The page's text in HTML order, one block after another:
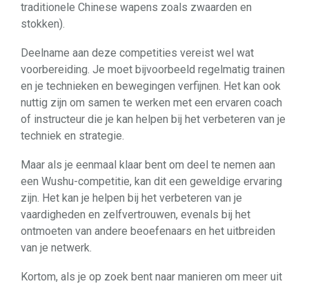
traditionele Chinese wapens zoals zwaarden en
stokken).
Deelname aan deze competities vereist wel wat
voorbereiding. Je moet bijvoorbeeld regelmatig trainen
en je technieken en bewegingen verfijnen. Het kan ook
nuttig zijn om samen te werken met een ervaren coach
of instructeur die je kan helpen bij het verbeteren van je
techniek en strategie.
Maar als je eenmaal klaar bent om deel te nemen aan
een Wushu-competitie, kan dit een geweldige ervaring
zijn. Het kan je helpen bij het verbeteren van je
vaardigheden en zelfvertrouwen, evenals bij het
ontmoeten van andere beoefenaars en het uitbreiden
van je netwerk.
Kortom, als je op zoek bent naar manieren om meer uit